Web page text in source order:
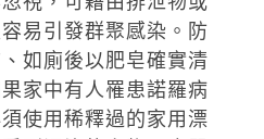
易引發群聚感染。防
如廁後以肥皂確實清
家中有人罹患諾羅病
使用稀釋過的家用漂